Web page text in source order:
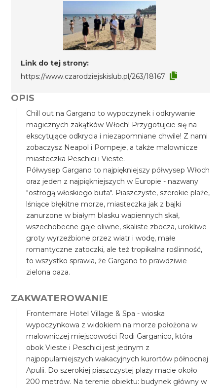
Link do tej strony:
https://www.czarodziejskislub.pl/263/18167
OPIS
Chill out na Gargano to wypoczynek i odkrywanie
magicznych zakątków Włoch! Przygotujcie się na
ekscytujące odkrycia i niezapomniane chwile! Z nami
zobaczysz Neapol i Pompeje, a także malownicze
miasteczka Peschici i Vieste.
Półwysep Gargano to najpiękniejszy półwysep Włoch
oraz jeden z najpiękniejszych w Europie - nazwany
"ostrogą włoskiego buta". Piaszczyste, szerokie plaże,
lśniące błękitne morze, miasteczka jak z bajki
zanurzone w białym blasku wapiennych skał,
wszechobecne gaje oliwne, skaliste zbocza, urokliwe
groty wyrzeźbione przez wiatr i wodę, małe
romantyczne zatoczki, ale też tropikalna roślinność,
to wszystko sprawia, że Gargano to prawdziwie
zielona oaza.
ZAKWATEROWANIE
Frontemare Hotel Village & Spa - wioska
wypoczynkowa z widokiem na morze położona w
malowniczej miejscowości Rodi Garganico, która
obok Vieste i Peschici jest jednym z
najpopularniejszych wakacyjnych kurortów północnej
Apulii. Do szerokiej piaszczystej plaży macie około
200 metrów. Na terenie obiektu: budynek główny w